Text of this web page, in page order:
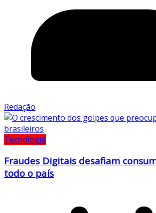
Redação
Tecnologia
Fraudes Digitais desafiam
todo o país